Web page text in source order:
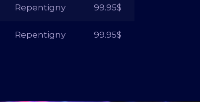
Repentigny 99.95$
Repentigny 99.95$